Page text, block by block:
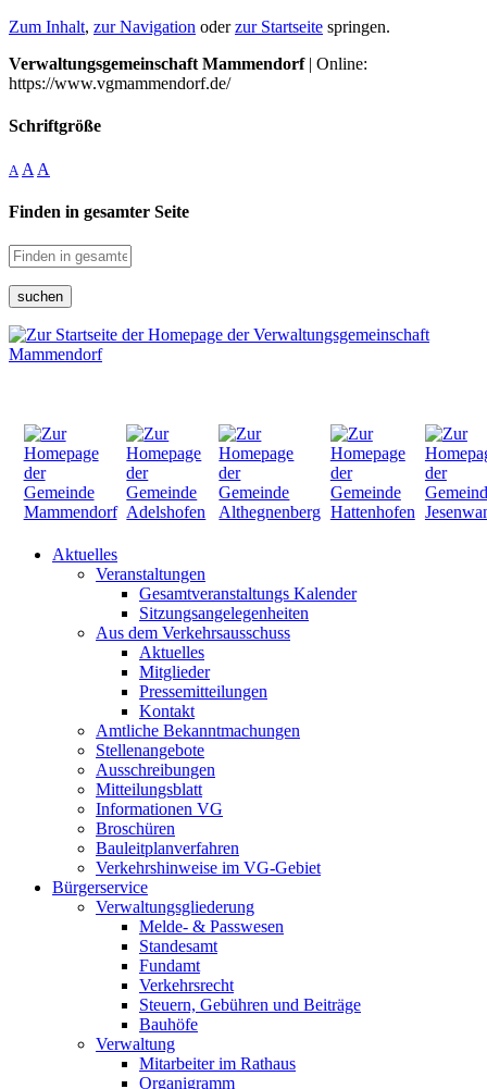
Zum Inhalt, zur Navigation oderzur Startseite springen.
Verwaltungsgemeinschaft Mammendorf| Online:
https://www.vgmammendorf.de/
Schriftgröße
A A A
Finden in gesamter Seite
suchen
Aktuelles
Veranstaltungen
Gesamtveranstaltungs Kalender
Sitzungsangelegenheiten
Aus dem Verkehrsausschuss
Aktuelles
Mitglieder
Pressemitteilungen
Kontakt
Amtliche Bekanntmachungen
Stellenangebote
Ausschreibungen
Mitteilungsblatt
Informationen VG
Broschüren
Bauleitplanverfahren
Verkehrshinweise im VG-Gebiet
Bürgerservice
Verwaltungsgliederung
Melde- & Passwesen
Standesamt
Fundamt
Verkehrsrecht
Steuern, Gebühren und Beiträge
Bauhöfe
Verwaltung
Mitarbeiter im Rathaus
Organigramm